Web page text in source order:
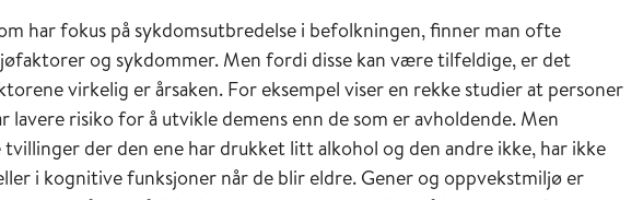
har fokus på sykdomsutbredelse i befolkningen, finner man ofte
og sykdommer. Men fordi disse kan være tilfeldige, er det
virkelig er årsaken. For eksempel viser en rekke studier at personer
lavere risiko for å utvikle demens enn de som er avholdende. Men
tvillinger der den ene har drukket litt alkohol og den andre ikke, har ikke
i kognitive funksjoner når de blir eldre. Gener og oppvekstmiljø er